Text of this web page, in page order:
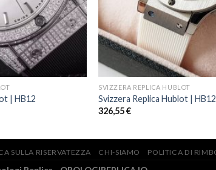
| HB12
SVIZZERA REPLICA HUBLOT
Svizzera Replica Hublot |
326,55€
SULLA RISERVATEZZA CHI-SIAMO POLITICA DI